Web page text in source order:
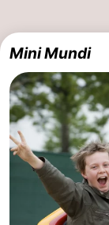
Bruinisse
-
Zierikzee
-
Natuur
Oosterschelde
-
Burgh
Haamstede
Walcheren
Mini Mundi